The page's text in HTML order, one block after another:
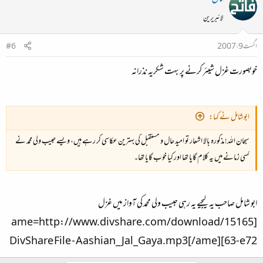
لائبریرین
اگست 9، 2007
#6
خوبصورت غزل شیئر کرنے پر بہت شکریہ نذرانہ
ابوشامل نے کہا:
سبحان اللہ! مذکورہ بالا اشعار تو امید حال و مستقبل کی بہترین عکاسی کر رہے ہیں، ویسے حبیب ولی محمد نے
کسی زمانے میں یہ کلام گایا تھا اور کیا خوب گایا تھا۔
ابو شامل صاحب یہ لیجیے یہ رہی حبیب ولی محمد کی آواز میں ‌غزل
[ame=http://www.divshare.com/download/15165
63-e72]DivShare File - Aashian_Jal_Gaya.mp3[/ame]